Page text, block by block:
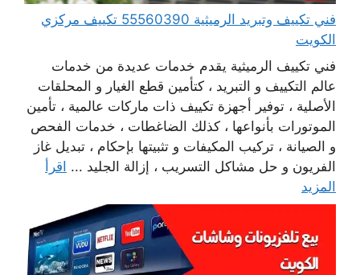
فني تكييف وتبريد الرميثية 55560390 تكييف مركزي
الكويت
فني تكييف الرميثية يقدم خدمات عديدة من خدمات
عالم التكييف و التبريد ، كتأمين قطع الغيار و المحلقات
الأصلية ، توفير أجهزة تكييف ذات ماركات عالمية ، تأمين
الموتورات بأنواعها ، كذلك الضاغطات ، خدمات الفحص
و الصيانة ، تركيب المكيفات و تثبيتها بإحكام ، تبديل غاز
الفريون و حل مشاكل التسريب ، إزالة الجليد ... اقرأ
المزيد